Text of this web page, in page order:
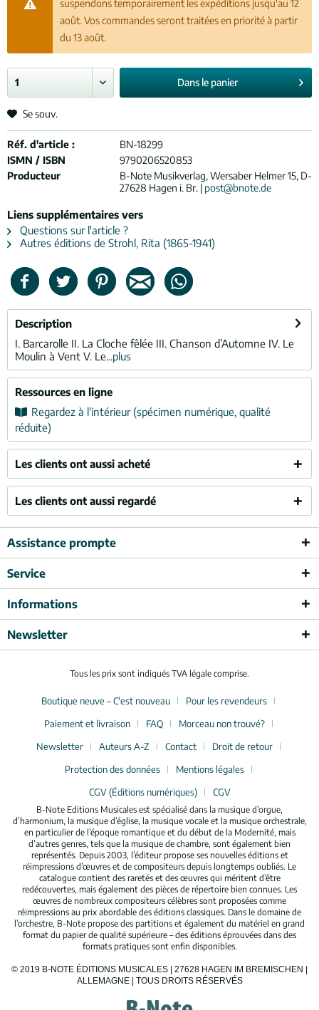
suspendons temporairement les expéditions jusqu'au 12
août. Vos commandes seront traitées en priorité à partir
du 13 août.
Dans le panier
Se souv.
Réf. d'article :
BN-18299
ISMN / ISBN
9790206520853
Producteur
B-Note Musikverlag, Wersaber Helmer 15, D-
27628 Hagen i. Br. | post@bnote.de
Liens supplémentaires vers
Questions sur l'article ?
Autres éditions de Strohl, Rita (1865-1941)
Description
I. Barcarolle II. La Cloche fêlée III. Chanson d’Automne IV. Le
Moulin à Vent V. Le...plus
Ressources en ligne
Regardez à l'intérieur (spécimen numérique, qualité
réduite)
Les clients ont aussi acheté
Les clients ont aussi regardé
Assistance prompte
Service
Informations
Newsletter
Tous les prix sont indiqués TVA légale comprise.
Boutique neuve – C'est nouveau
Pour les revendeurs
Paiement et livraison
FAQ
Morceau non trouvé?
Newsletter
Auteurs A-Z Contact
Droit de retour
Protection des données
Mentions légales
CGV (Éditions numériques)
CGV
B-Note Editions Musicales est spécialisé dans la musique d’orgue,
d’harmonium, la musique d’église, la musique vocale et la musique orchestrale,
en particulier de l’époque romantique et du début de la Modernité, mais
d’autres genres, tels que la musique de chambre, sont également bien
représentés. Depuis 2003, l’éditeur propose ses nouvelles éditions et
réimpressions d’œuvres et de compositeurs depuis longtemps oubliés. Le
catalogue contient des raretés et des œuvres qui méritent d’être
redécouvertes, mais également des pièces de répertoire bien connues. Les
œuvres de nombreux compositeurs célèbres sont proposées comme
réimpressions au prix abordable des éditions classiques. Dans le domaine de
l’orchestre, B-Note propose des partitions et également du matériel en grand
format du papier de qualité supérieure – des éditions éprouvées dans des
formats pratiques sont enfin disponibles.
© 2019 B-NOTE ÉDITIONS MUSICALES | 27628 HAGEN IM BREMISCHEN |
ALLEMAGNE | TOUS DROITS RÉSERVÉS